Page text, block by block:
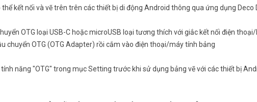
thể kết nối và vẽ trên trên các thiết bị di động Android thông qua ứng dụng Deco
OTG loại USB-C hoặc microUSB loại tương thích với giắc kết nối điện
chuyển OTG (OTG Adapter) rồi cắm vào điện thoại/máy tính bảng
tính năng "OTG" trong mục Setting trước khi sử dụng bảng vẽ với các thiết bị